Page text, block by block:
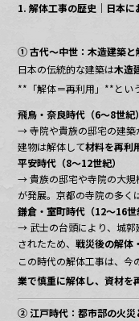
1. 解体工事の歴史｜日本
① 古代〜中世：木造建築と
日本の伝統的な建築は木造
**「解体＝再利用」**とい
飛鳥・奈良時代（6〜8世紀）
→ 寺院や貴族の邸宅の建築
建物は解体して材料を再利
平安時代（8〜12世紀）
→ 貴族の邸宅や寺院の大規
が発展。京都の寺院の多く
鎌倉・室町時代（12〜16世
→ 武士の台頭により、城郭
されたため、戦災後の解体
この時代の解体工事は、
業で慎重に解体し、資材を
② 江戸時代：都市部の火災